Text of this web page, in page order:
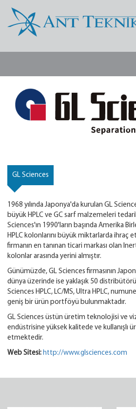
GL Sciences
1968 yılında Japonya'da kurulan GL
büyük HPLC ve GC sarf malzemeleri
Sciences'ın 1990'ların başında Amerika
HPLC kolonlarını büyük miktarlarda ihraç
firmanın en tanınan ticari markası olan
kolonlar arasında yerini almıştır.
Günümüzde, GL Sciences firmasının
dünya üzerinde ise yaklaşık 50
Sciences HPLC, LC/MS, Ultra HPLC,
geniş bir ürün portföyü bulunmaktadır.
GL Sciences üstün üretim teknolojisi ve
endüstrisine yüksek kalitede ve kullanışlı
etmektedir.
Web Sitesi: http://www.glsciences.com